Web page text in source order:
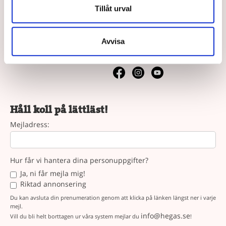
Tillåt urval
Avvisa
Vår syn på lättläst
Följ oss
Följ oss på sociala medier.
Håll koll på lättläst!
Mejladress:
Hur får vi hantera dina personuppgifter?
Ja, ni får mejla mig!
Riktad annonsering
Du kan avsluta din prenumeration genom att klicka på länken längst ner i varje
mejl.
Vill du bli helt borttagen ur våra system mejlar du info@hegas.se!